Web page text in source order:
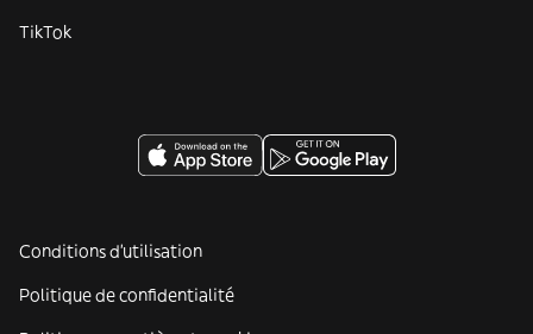
TikTok
Conditions d'utilisation
Politique de confidentialité